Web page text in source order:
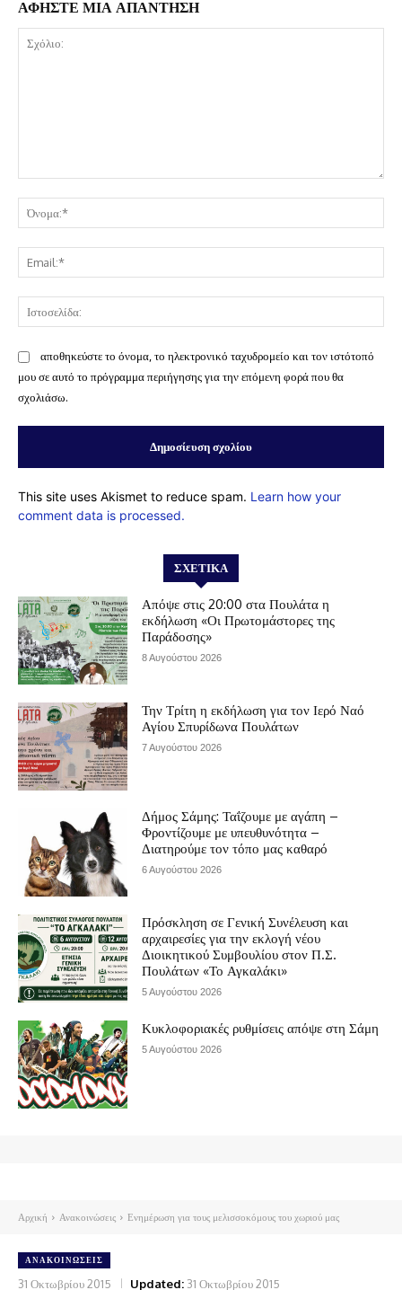
ΑΦΗΣΤΕ ΜΙΑ ΑΠΑΝΤΗΣΗ
αποθηκεύστε το όνομα, το ηλεκτρονικό ταχυδρομείο και τον ιστότοπό
μου σε αυτό το πρόγραμμα περιήγησης για την επόμενη φορά που θα
σχολιάσω.
This site uses Akismet to reduce spam. Learn how your
comment data is processed.
ΣΧΕΤΙΚΆ
Απόψε στις 20:00 στα Πουλάτα η
εκδήλωση «Οι Πρωτομάστορες της
Παράδοσης»
8 Αυγούστου 2026
Την Τρίτη η εκδήλωση για τον Ιερό Ναό
Αγίου Σπυρίδωνα Πουλάτων
7 Αυγούστου 2026
Δήμος Σάμης: Ταΐζουμε με αγάπη –
Φροντίζουμε με υπευθυνότητα –
Διατηρούμε τον τόπο μας καθαρό
6 Αυγούστου 2026
Πρόσκληση σε Γενική Συνέλευση και
αρχαιρεσίες για την εκλογή νέου
Διοικητικού Συμβουλίου στον Π.Σ.
Πουλάτων «Το Αγκαλάκι»
5 Αυγούστου 2026
Κυκλοφοριακές ρυθμίσεις απόψε στη Σάμη
5 Αυγούστου 2026